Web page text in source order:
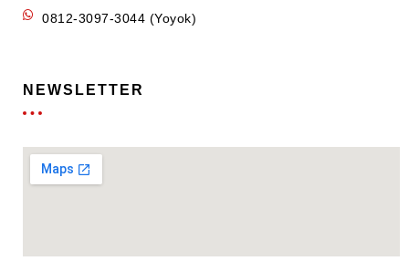
0812-3097-3044 (Yoyok)
NEWSLETTER